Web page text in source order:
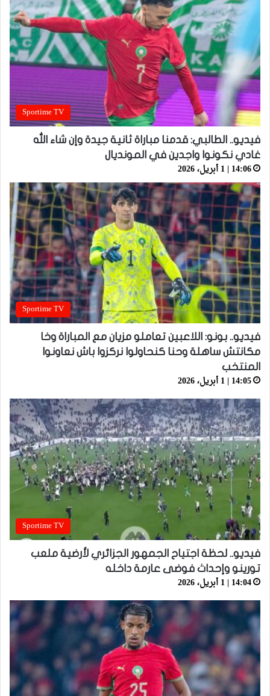
Sportime TV
فيديو.. الطالبي: قدمنا مباراة ثانية جيدة وإن شاء الله
غادي نكونوا واجدين في المونديال
14:06 | 1 أبريل، 2026
Sportime TV
فيديو.. بونو: اللاعبين تعاملو مزيان مع المباراة وخا
مكانتش ساهلة وحنا كنحاولوا نركزوا باش نعاونوا
المنتخب
14:05 | 1 أبريل، 2026
Sportime TV
فيديو.. لحظة اجتياح الجمهور الجزائري لأرضية ملعب
تورينو وإحداث فوضى عارمة داخله
14:04 | 1 أبريل، 2026